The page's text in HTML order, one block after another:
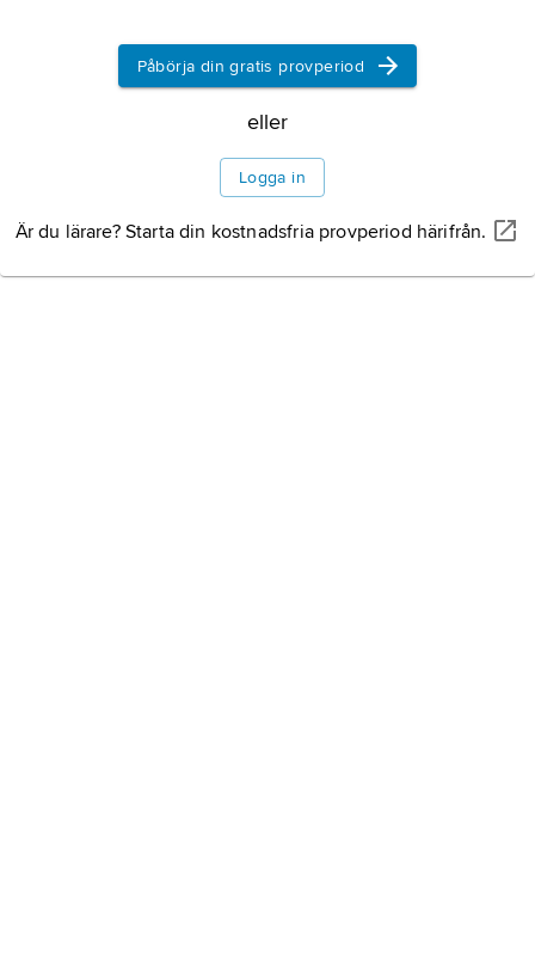
Påbörja din gratis provperiod
eller
Logga in
Är du lärare? Starta din kostnadsfria provperiod härifrån.